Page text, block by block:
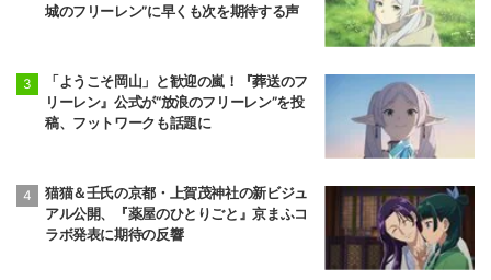
城のフリーレン”に早くも次を期待する声
「ようこそ岡山」と歓迎の嵐！『葬送のフ
リーレン』公式が“放浪のフリーレン”を投
稿、フットワークも話題に
猫猫＆壬氏の京都・上賀茂神社の新ビジュ
アル公開、『薬屋のひとりごと』京まふコ
ラボ発表に期待の反響